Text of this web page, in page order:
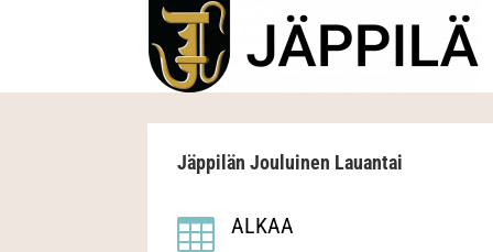
Jäppilän Jouluinen Lauantai
 ALKAA